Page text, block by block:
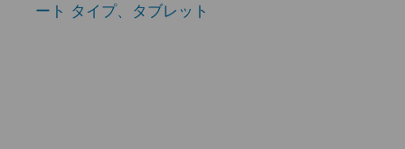
ート タイプ、タブレット